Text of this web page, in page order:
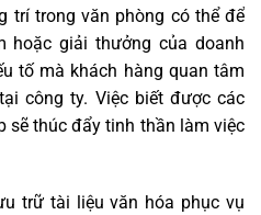
trí trong văn phòng có thể để
hoặc giải thưởng của doanh
tố mà khách hàng quan tâm
công ty. Việc biết được các
sẽ thúc đẩy tinh thần làm việc
trữ tài liệu văn hóa phục vụ